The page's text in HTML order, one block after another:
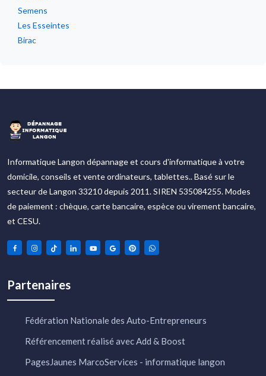
Semens
Les Esseintes
Birac
Informatique Langon dépannage et cours d'informatique à votre
domicile, conseils et vente ordinateurs, tablettes.. Basé sur le
secteur de Langon 33210 depuis 2011. SIREN 535084255. Modes
de paiement : chèque, carte bancaire, espèce ou virement bancaire,
et CESU.
Partenaires
Fédération Nationale des Auto-Entrepreneurs
Référencement réalisé avec Add & Boost
PagesJaunes MarcoServices - informatique langon